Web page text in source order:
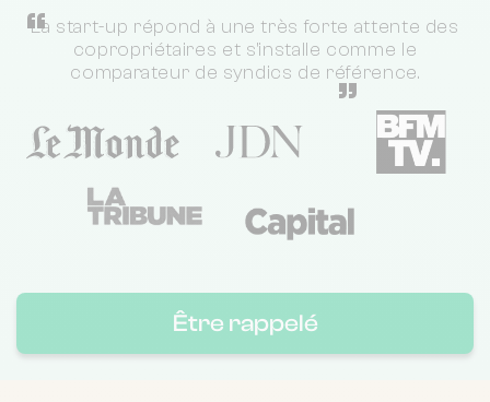
“
La start-up répond à une très forte attente des
copropriétaires et s'installe comme le
comparateur de syndics de référence.
”
Être rappelé